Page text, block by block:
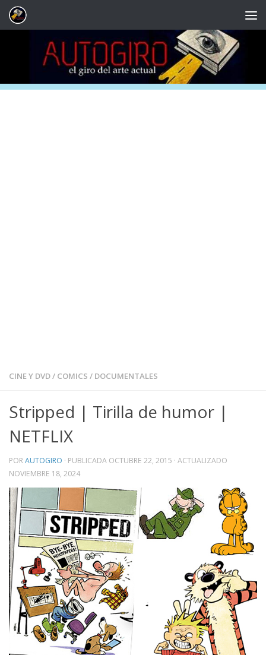
Saltar al contenido
CINE Y DVD/ COMICS / DOCUMENTALES
Stripped | Tirilla de humor |
NETFLIX
PORAUTOGIRO · PUBLICADA OCTUBRE 22, 2015 · ACTUALIZADO
NOVIEMBRE 18, 2024